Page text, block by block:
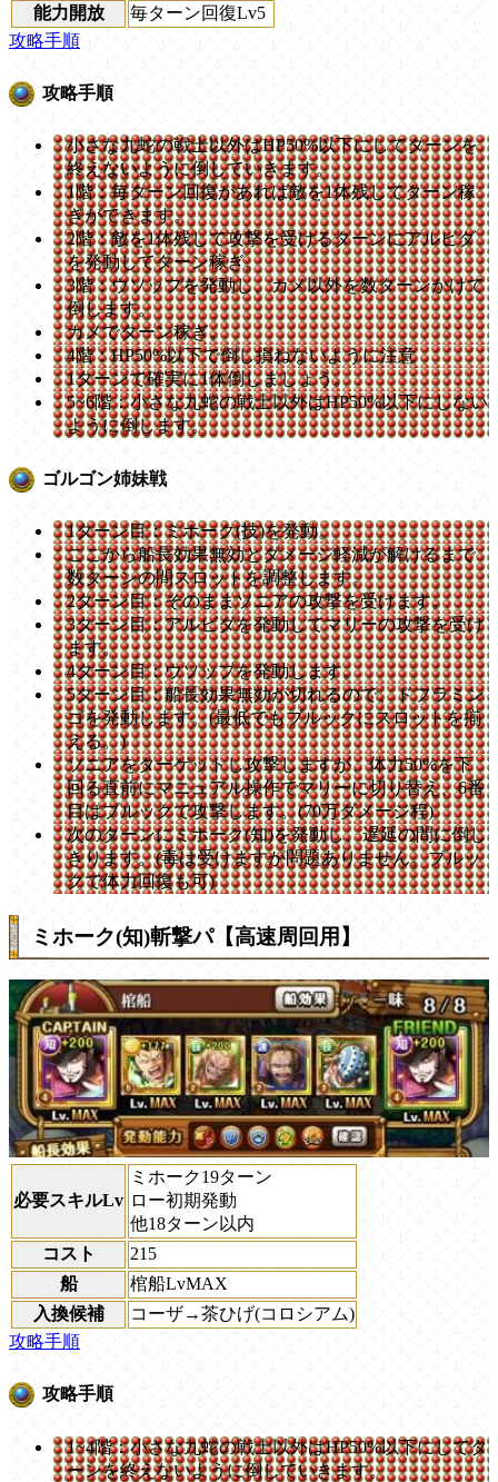
能力開放
毎ターン回復Lv5
攻略手順
攻略手順
小さな九蛇の戦士以外はHP50%以下にしてターンを
終えないように倒していきます。
1階：毎ターン回復があれば敵を1体残してターン稼
ぎができます。
2階：敵を1体残して攻撃を受けるターンにアルビダ
を発動してターン稼ぎ。
3階：ウソップを発動し、カメ以外を数ターンかけて
倒します。
カメでターン稼ぎ。
4階：HP50%以下で倒し損ねないように注意
1ターンで確実に1体倒しましょう。
5~6階：小さな九蛇の戦士以外はHP50%以下にしない
ように倒します。
ゴルゴン姉妹戦
1ターン目：ミホーク(技)を発動。
ここから船長効果無効とダメージ軽減が解けるまで
数ターンの間スロットを調整します。
2ターン目：そのままソニアの攻撃を受けます。
3ターン目：アルビダを発動してマリーの攻撃を受け
ます。
4ターン目：ウソップを発動します。
5ターン目：船長効果無効が切れるので、ドフラミン
ゴを発動します。(最低でもブルックにスロットを揃
える。)
ソニアをターゲットし攻撃しますが、体力50%を下
回る直前にマニュアル操作でマリーに切り替え、6番
目はブルックで攻撃します。(70万ダメージ程)
次のターンにミホーク(知)を発動し、遅延の間に倒し
きります。(毒は受けますが問題ありません。ブルッ
クで体力回復も可)
ミホーク(知)斬撃パ【高速周回用】
必要スキルLv
ミホーク19ターン
ロー初期発動
他18ターン以内
コスト
215
船
棺船LvMAX
入換候補
コーザ→茶ひげ(コロシアム)
攻略手順
攻略手順
1~4階：小さな九蛇の戦士以外はHP50%以下にしてタ
ーンを終えないように倒していきます。